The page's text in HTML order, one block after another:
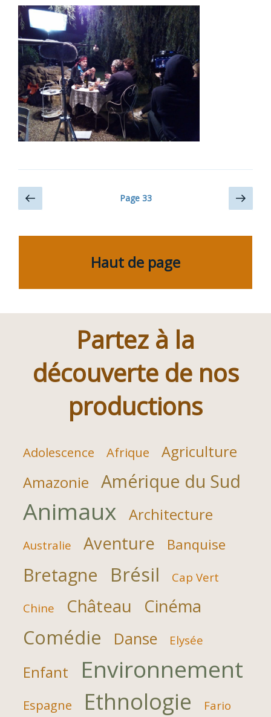
Navigation
précédente
Page 33 Page
Haut de page
Partez à la
découverte de nos
productions
Adolescence Afrique
Agriculture
Amazonie
Amérique du Sud
Animaux Architecture
Australie Aventure Banquise
Bretagne Brésil Cap Vert
Chine Château Cinéma
Comédie Danse Elysée
Enfant Environnement
Espagne Ethnologie Fario